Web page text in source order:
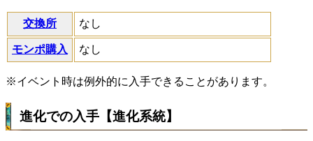
交換所 なし
モンポ購入 なし
※イベント時は例外的に入手できることがあります。
進化での入手【進化系統】